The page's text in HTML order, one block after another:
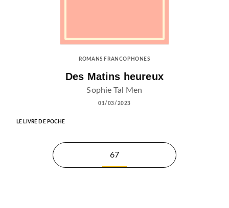
ROMANS FRANCOPHONES
Des Matins heureux
Sophie Tal Men
01/03/2023
LE LIVRE DE POCHE
67